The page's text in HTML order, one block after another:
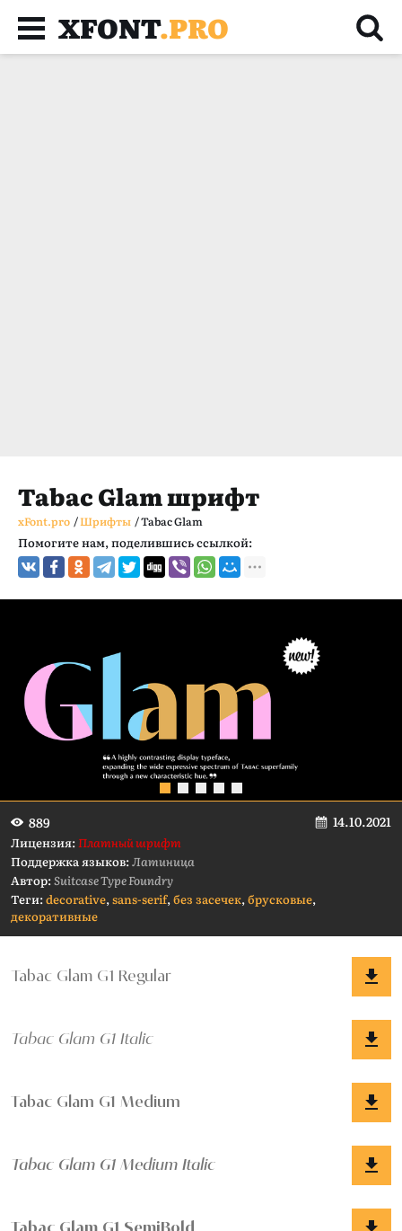
XFONT.PRO
Tabac Glam шрифт
xFont.pro /Шрифты /Tabac Glam
Помогите нам, поделившись ссылкой:
889 14.10.2021
Лицензия:Платный шрифт
Поддержка языков:Латиница
Автор:Suitcase Type Foundry
Теги:decorative,sans-serif,без засечек,брусковые,
декоративные